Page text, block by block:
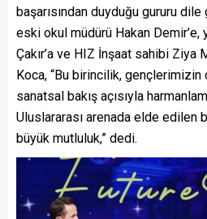
başarısından duyduğu gururu
eski okul müdürü Hakan
Çakır’a ve HIZ İnşaat sahibi Ziya
Koca, “Bu birincilik, gençlerimizin
sanatsal bakış açısıyla
Uluslararası arenada elde edilen
büyük mutluluk,” dedi.